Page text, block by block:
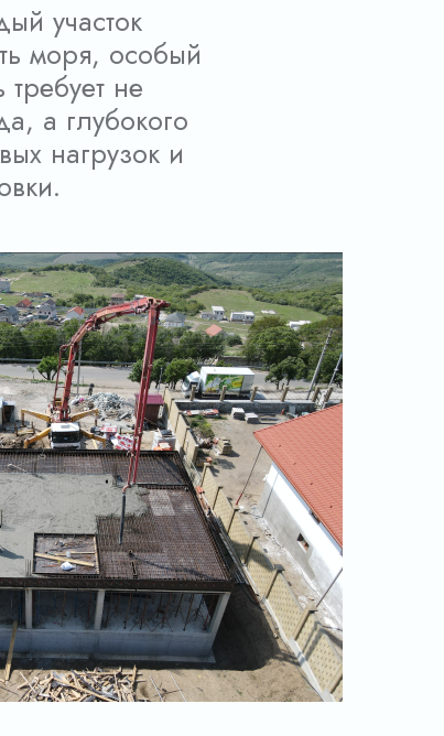
участок
моря, особый
не
а глубокого
нагрузок и